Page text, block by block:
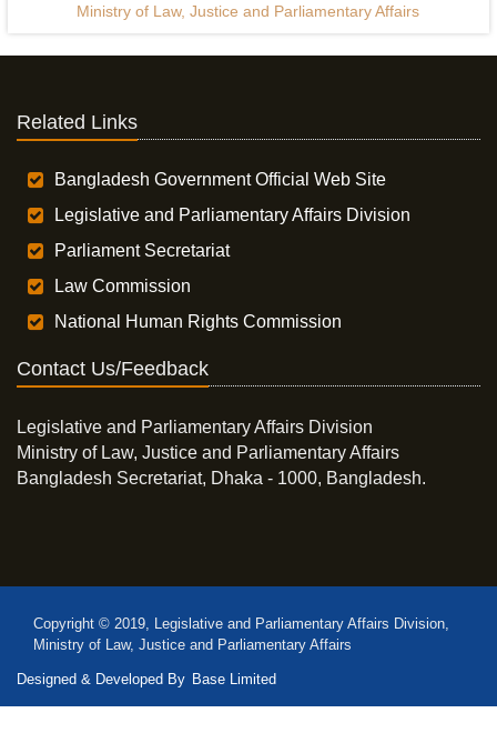
Ministry of Law, Justice and Parliamentary Affairs
Related Links
Bangladesh Government Official Web Site
Legislative and Parliamentary Affairs Division
Parliament Secretariat
Law Commission
National Human Rights Commission
Contact Us/Feedback
Legislative and Parliamentary Affairs Division
Ministry of Law, Justice and Parliamentary Affairs
Bangladesh Secretariat, Dhaka - 1000, Bangladesh.
Copyright © 2019, Legislative and Parliamentary Affairs Division,
Ministry of Law, Justice and Parliamentary Affairs
Designed & Developed By Base Limited